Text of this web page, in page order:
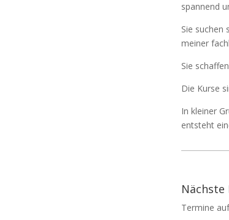
spannend
Sie suchen
meiner
Sie
Die Kurse
In kleiner
entsteht
Nächste
Termine